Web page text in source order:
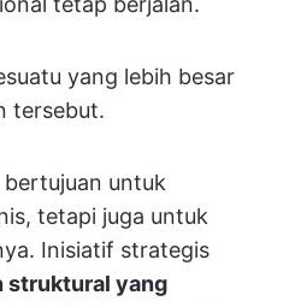
yang lebih besar
tersebut.
untuk
tetapi juga untuk
Inisiatif strategis
struktural yang